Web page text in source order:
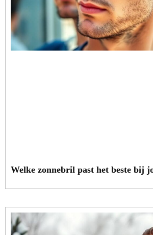
Welke zonnebril past het beste bij